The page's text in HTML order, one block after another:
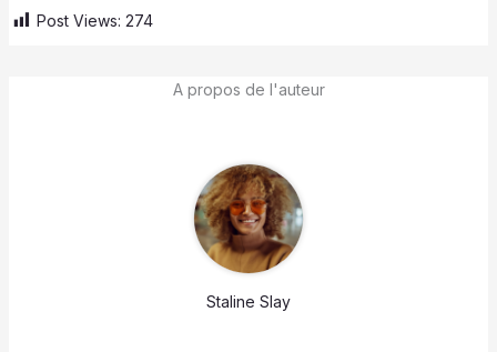
Post Views: 274
A propos de l'auteur
Staline Slay